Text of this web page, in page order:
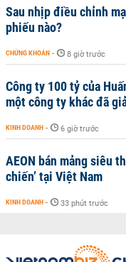
Sau nhịp điều chỉnh
phiếu nào?
CHỨNG KHOÁN - 8 giờ trước
Công ty 100 tỷ của
một công ty khác đã
KINH DOANH - 6 giờ trước
AEON bán mảng siêu
chiến’ tại Việt Nam
KINH DOANH - 33 phút trước